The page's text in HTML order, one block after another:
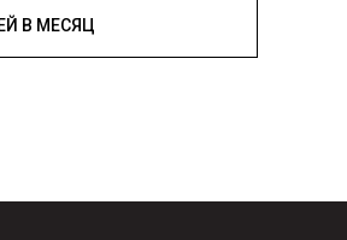
РАССРОЧКА ОТ 1000 РУБЛЕЙ В МЕСЯЦ